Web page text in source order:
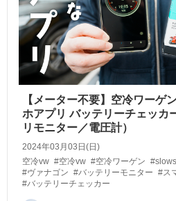
【メーター不要】空冷ワーゲ
ホアプリ バッテリーチェッ
リモニター／電圧計）
2024年03月03日(日)
空冷vw #空冷vw #空冷ワーゲン
#ヴァナゴン #バッテリーモニター #ス
#バッテリーチェッカー